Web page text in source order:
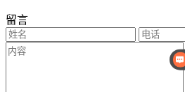
留言